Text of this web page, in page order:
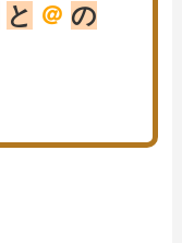
と ＠ の